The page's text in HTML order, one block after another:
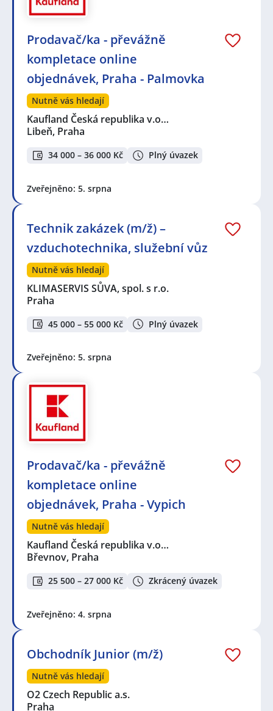
Prodavač/ka - převážně
kompletace online
objednávek, Praha - Palmovka
Nutně vás hledají
Kaufland Česká republika v.o…
Libeň, Praha
34 000 – 36 000 Kč Plný úvazek
Zveřejněno: 5. srpna
Technik zakázek (m/ž) –
vzduchotechnika, služební vůz
Nutně vás hledají
KLIMASERVIS SŮVA, spol. s r.o.
Praha
45 000 – 55 000 Kč Plný úvazek
Zveřejněno: 5. srpna
Prodavač/ka - převážně
kompletace online
objednávek, Praha - Vypich
Nutně vás hledají
Kaufland Česká republika v.o…
Břevnov, Praha
25 500 – 27 000 Kč Zkrácený úvazek
Zveřejněno: 4. srpna
Obchodník Junior (m/ž)
Nutně vás hledají
O2 Czech Republic a.s.
Praha